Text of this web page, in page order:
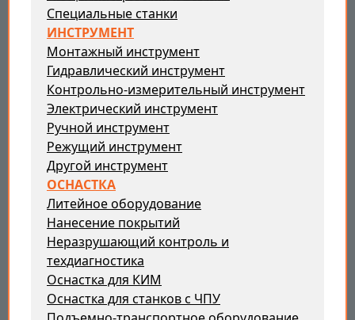
Специальные станки
ИНСТРУМЕНТ
Монтажный инструмент
Гидравлический инструмент
Контрольно-измерительный инструмент
Электрический инструмент
Ручной инструмент
Режущий инструмент
Другой инструмент
ОСНАСТКА
Литейное оборудование
Нанесение покрытий
Неразрушающий контроль и
техдиагностика
Оснастка для КИМ
Оснастка для станков с ЧПУ